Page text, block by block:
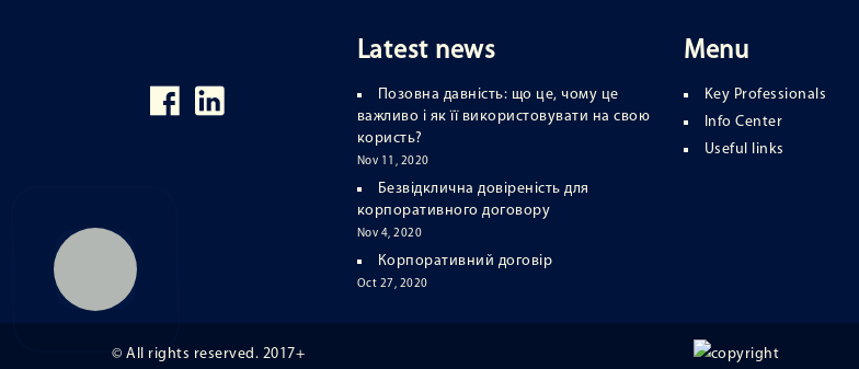
Latest news
Позовна давність: що це, чому це
важливо і як її використовувати на свою
користь?
Nov 11, 2020
Безвідклична довіреність для
корпоративного договору
Nov 4, 2020
Корпоративний договір
Oct 27, 2020
Menu
Key Professionals
Info Center
Useful links
© All rights reserved. 2017+